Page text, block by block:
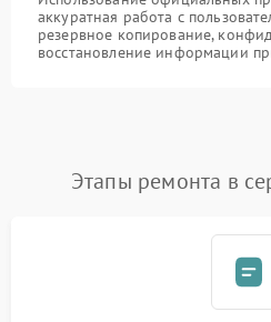
аккуратная работа с
резервное копирование,
восстановление информации
Этапы ремонта в